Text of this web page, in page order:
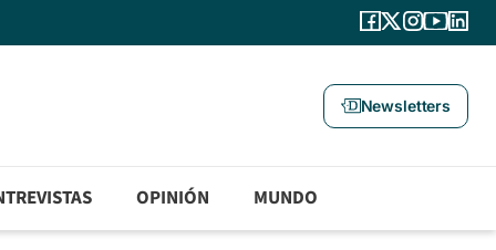
Newsletters
OPINIÓN MUNDO